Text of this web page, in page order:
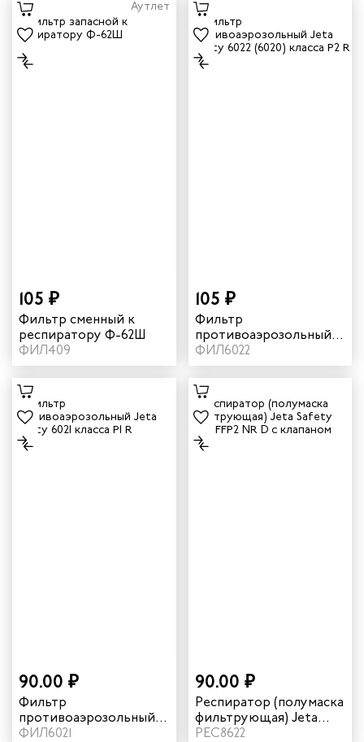
Аутлет
105 ₽
Фильтр сменный к
респиратору Ф-62Ш
ФИЛ409
105 ₽
Фильтр
противоаэрозольный
"Jeta Safety" 6022 (6020)
класса P2 R
ФИЛ6022
90.00 ₽
Фильтр
противоаэрозольный
"Jeta Safety" 6021
ФИЛ6021
90.00 ₽
Респиратор (полумаска
фильтрующая) Jeta
Safety 8622 FFP2 NR D с
РЕС8622